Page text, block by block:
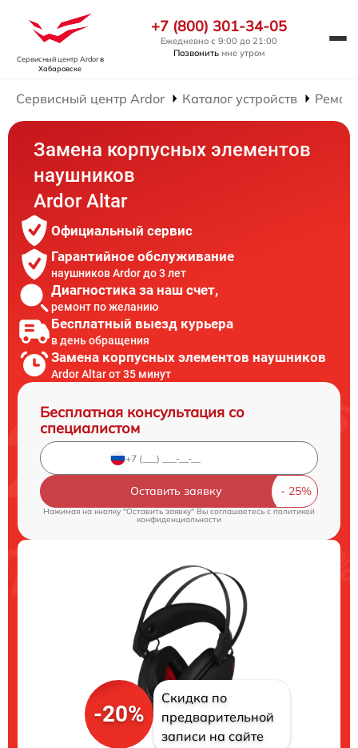
Сервисный центр Ardorв
Хабаровске
+7 (800) 301-34-05
Ежедневно с 9:00 до 21:00
Позвонить мне утром
Сервисный центр Ardor Каталог устройств
Замена корпусных элементов
наушников
Ardor Аltar
Официальный сервис
Гарантийное обслуживание
наушников Ardor до 3 лет
Диагностика за наш счет,
ремонт по желанию
Бесплатный выезд курьера
в день обращения
Замена корпусных элементов наушников
Ardor Аltar от 35 минут
Бесплатная консультация со
специалистом
Оставить заявку
Нажимая на кнопку "Оставить заявку" Вы соглашаетесь cполитикой
конфиденциальности
-20%
Скидка по
предварительной
записи на сайте